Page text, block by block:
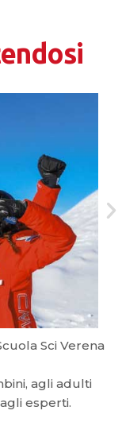
Sci Verena
agli adulti
esperti.